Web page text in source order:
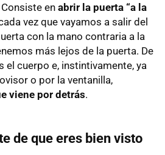
en abrir la puerta “a la
vez que vayamos a salir del
con la mano contraria a la
más lejos de la puerta. De
el cuerpo e, instintivamente, ya
o por la ventanilla,
viene por detrás.
de que eres bien visto